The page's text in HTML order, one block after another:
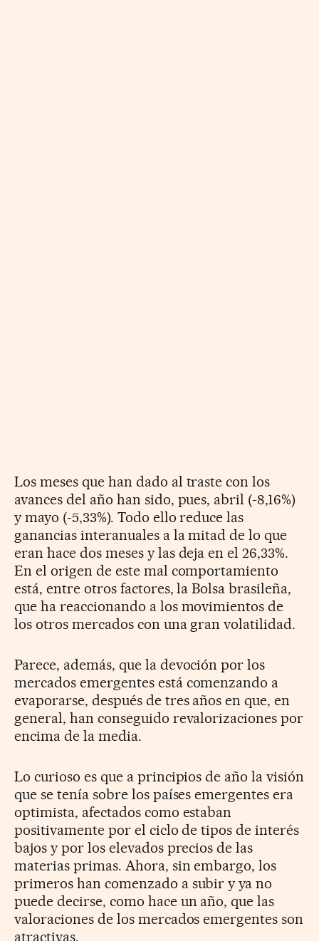
Los meses que han dado al traste con los
avances del año han sido, pues, abril (-8,16%)
y mayo (-5,33%). Todo ello reduce las
ganancias interanuales a la mitad de lo que
eran hace dos meses y las deja en el 26,33%.
En el origen de este mal comportamiento
está, entre otros factores, la Bolsa brasileña,
que ha reaccionando a los movimientos de
los otros mercados con una gran volatilidad.
Parece, además, que la devoción por los
mercados emergentes está comenzando a
evaporarse, después de tres años en que, en
general, han conseguido revalorizaciones por
encima de la media.
Lo curioso es que a principios de año la visión
que se tenía sobre los países emergentes era
optimista, afectados como estaban
positivamente por el ciclo de tipos de interés
bajos y por los elevados precios de las
materias primas. Ahora, sin embargo, los
primeros han comenzado a subir y ya no
puede decirse, como hace un año, que las
valoraciones de los mercados emergentes son
atractivas.